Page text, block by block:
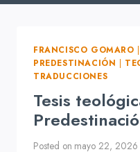
FRANCISCO GOMARO |
PREDESTINACIÓN |
TRADUCCIONES
Tesis
Posted on mayo 22, 2026